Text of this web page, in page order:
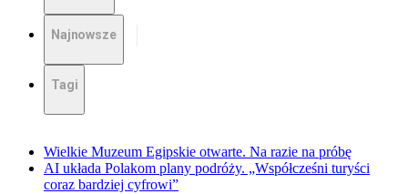
Najnowsze
Tagi
Wielkie Muzeum Egipskie otwarte. Na razie na próbę
AI układa Polakom plany podróży. „Współcześni turyści
coraz bardziej cyfrowi”